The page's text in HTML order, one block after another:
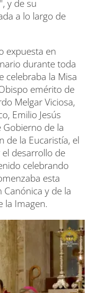
y de su
a lo largo de
expuesta en
durante toda
celebraba la Misa
emérito de
Melgar Viciosa,
Emilio Jesús
Gobierno de la
de la Eucaristía, el
desarrollo de
celebrando
esta
y de la
la Imagen.